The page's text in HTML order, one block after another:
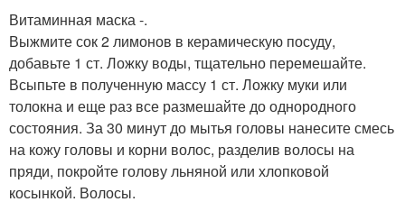
Витаминная маска -.
Выжмите сок 2 лимонов в керамическую посуду,
добавьте 1 ст. Ложку воды, тщательно перемешайте.
Всыпьте в полученную массу 1 ст. Ложку муки или
толокна и еще раз все размешайте до однородного
состояния. За 30 минут до мытья головы нанесите смесь
на кожу головы и корни волос, разделив волосы на
пряди, покройте голову льняной или хлопковой
косынкой. Волосы.